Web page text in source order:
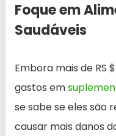
Foque em
Saudáveis
Embora mais de RS
gastos em
se sabe se eles são
causar mais danos